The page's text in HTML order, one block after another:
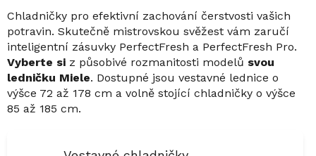
Chladničky pro efektivní zachování čerstvosti vašich
potravin. Skutečně mistrovskou svěžest vám zaručí
inteligentní zásuvky PerfectFresh a PerfectFresh Pro.
Vyberte si z působivé rozmanitosti modelů svou
ledničku Miele. Dostupné jsou vestavné lednice o
výšce 72 až 178 cm a volně stojící chladničky o výšce
85 až 185 cm.